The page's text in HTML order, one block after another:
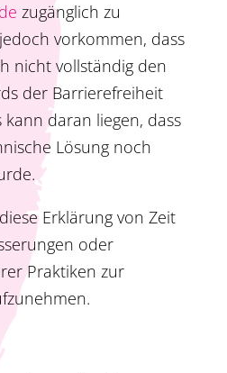
zugänglich zu
vorkommen, dass
nicht vollständig den
der Barrierefreiheit
daran liegen, dass
Lösung noch
Erklärung von Zeit
oder
Praktiken zur